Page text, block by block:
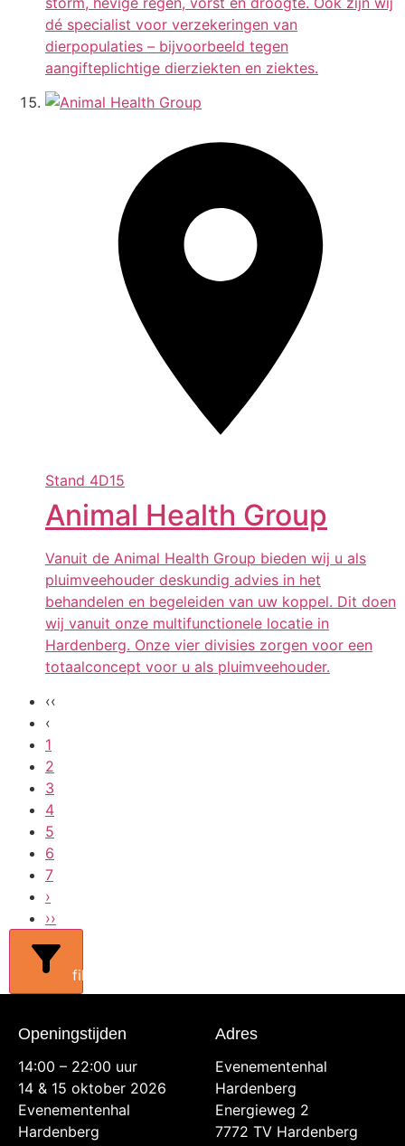
dé specialist voor verzekeringen van
dierpopulaties – bijvoorbeeld tegen
aangifteplichtige dierziekten en ziektes.
Stand 4D15
Animal Health Group
Vanuit de Animal Health Group bieden wij u als
pluimveehouder deskundig advies in het
behandelen en begeleiden van uw koppel. Dit doen
wij vanuit onze multifunctionele locatie in
Hardenberg. Onze vier divisies zorgen voor een
totaalconcept voor u als pluimveehouder.
‹‹
‹
1
2
3
4
5
6
7
›
››
filters
Openingstijden
14:00 – 22:00 uur
14 & 15 oktober 2026
Evenementenhal
Hardenberg
Adres
Evenementenhal
Hardenberg
Energieweg 2
7772 TV Hardenberg